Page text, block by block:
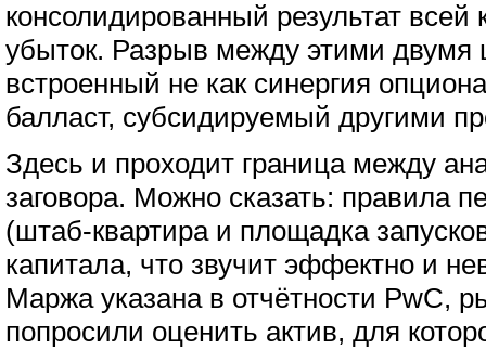
консолидированный результат
убыток. Разрыв между этими двумя
встроенный не как синергия
балласт, субсидируемый другими
Здесь и проходит граница между
заговора. Можно сказать: правила
(штаб-квартира и площадка
капитала, что звучит эффектно и
Маржа указана в отчётности PwC,
попросили оценить актив, для